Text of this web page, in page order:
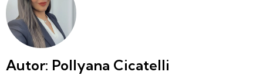
Autor: Pollyana Cicatelli